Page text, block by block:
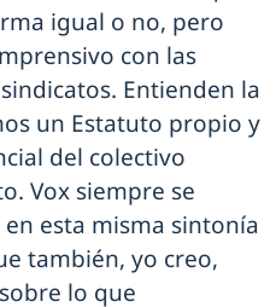
igual o no, pero
con las
Entienden la
un Estatuto propio y
del colectivo
Vox siempre se
esta misma sintonía
también, yo creo,
lo que